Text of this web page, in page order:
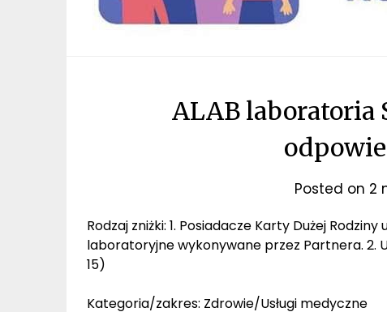
ALAB laboratoria
Posted on 2
Rodzaj zniżki: 1. Posiadacze Karty Dużej
laboratoryjne wykonywane przez Partnera. 2.
15)
Kategoria/zakres: Zdrowie/Usługi medyczne